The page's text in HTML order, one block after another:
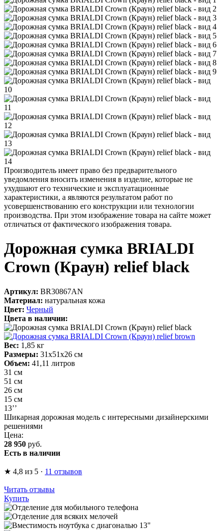
Производитель имеет право без предварительного
уведомления вносить изменения в изделие, которые не
ухудшают его технические и эксплуатационные
характеристики, а являются результатом работ по
усовершенствованию его конструкции или технологии
производства. При этом изображение товара на сайте может
отличаться от фактического изображения товара.
Дорожная сумка BRIALDI
Crown (Краун) relief black
Артикул: BR30867AN
Материал: натуральная кожа
Цвет: Черный
Цвета в наличии:
Вес: 1,85 кг
Размеры: 31х51х26 см
Объем: 41,11 литров
31 см
51 см
26 см
15 см
13’’
Шикарная дорожная модель с интересными дизайнерскими
решениями
Цена:
28 950 руб.
Есть в наличии
★ 4,8 из 5 · 11 отзывов
Читать отзывы
Купить